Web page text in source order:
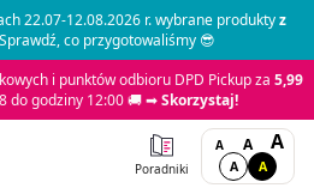
22.07-12.08.2026 r. wybrane produktyz
Sprawdź, co przygotowaliśmy 😎
i punktów odbioru DPD Pickup za 5,99
do godziny 12:00 🚚 ➡Skorzystaj!
Poradniki
A A A
A A